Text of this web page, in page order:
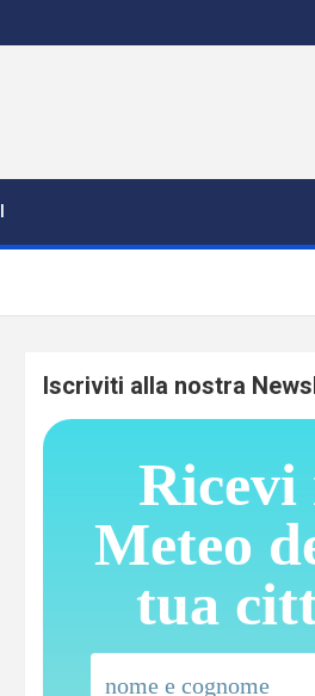
Iscriviti alla nostra
Ricevi
Meteo
tua